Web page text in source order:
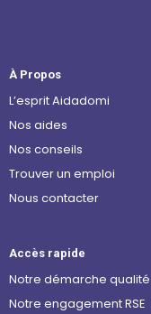
À Propos
L’esprit Aidadomi
Nos aides
Nos conseils
Trouver un emploi
Nous contacter
Accès rapide
Notre démarche qualité
Notre engagement RSE